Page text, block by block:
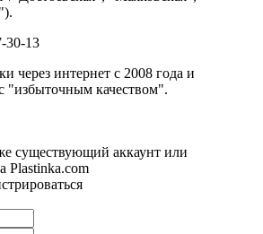
30-13
через интернет c 2008 года и
с "избыточным качеством".
существующий аккаунт или
Plastinka.com